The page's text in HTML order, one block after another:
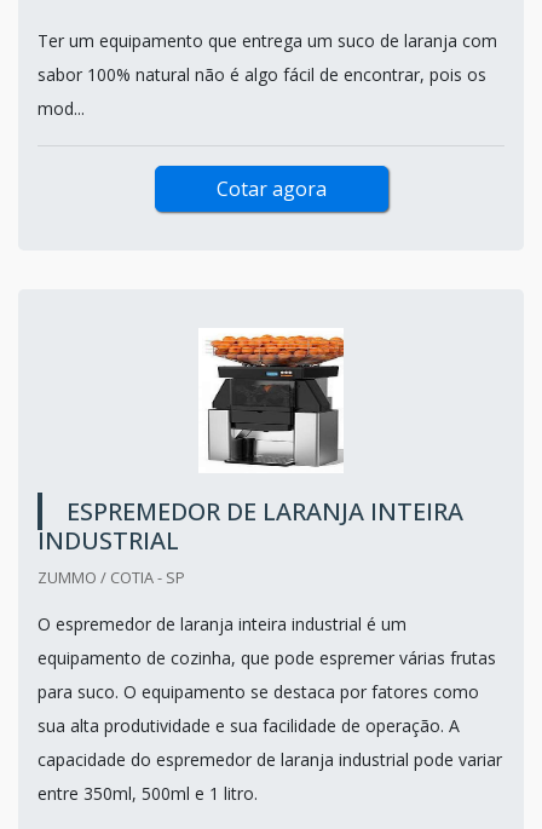
Ter um equipamento que entrega um suco de laranja com
sabor 100% natural não é algo fácil de encontrar, pois os
mod...
Cotar agora
ESPREMEDOR DE LARANJA INTEIRA
INDUSTRIAL
ZUMMO / COTIA - SP
O espremedor de laranja inteira industrial é um
equipamento de cozinha, que pode espremer várias frutas
para suco. O equipamento se destaca por fatores como
sua alta produtividade e sua facilidade de operação. A
capacidade do espremedor de laranja industrial pode variar
entre 350ml, 500ml e 1 litro.